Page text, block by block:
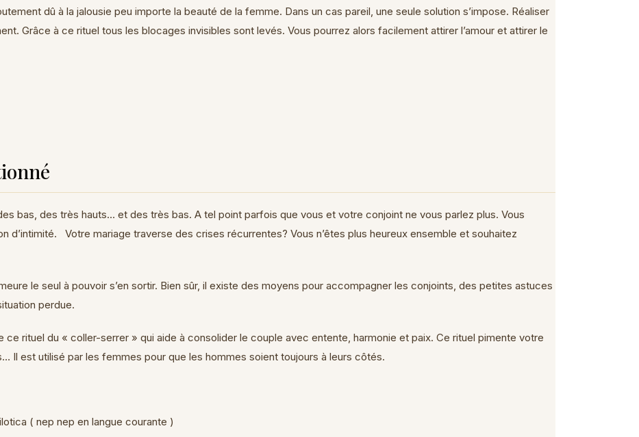
dû à la jalousie peu importe la beauté de la femme. Dans un cas pareil, une seule solution s’impose. Réaliser
Grâce à ce rituel tous les blocages invisibles sont levés. Vous pourrez alors facilement attirer l’amour et attirer le
bas, des très hauts… et des très bas. A tel point parfois que vous et votre conjoint ne vous parlez plus. Vous
d’intimité. Votre mariage traverse des crises récurrentes? Vous n’êtes plus heureux ensemble et souhaitez
le seul à pouvoir s’en sortir. Bien sûr, il existe des moyens pour accompagner les conjoints, des petites astuces
perdue.
rituel du « coller-serrer » qui aide à consolider le couple avec entente, harmonie et paix. Ce rituel pimente votre
Il est utilisé par les femmes pour que les hommes soient toujours à leurs côtés.
( nep nep en langue courante )